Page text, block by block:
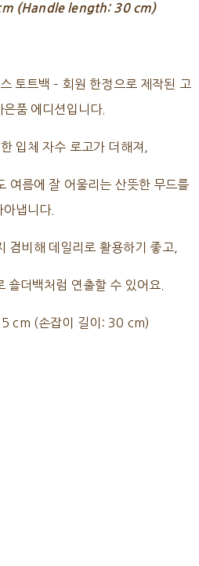
(Handle length: 30 cm)
토트백 – 회원 한정으로 제작된 고
은품 에디션입니다.
입체 자수 로고가 더해져,
여름에 잘 어울리는 산뜻한 무드를
아냅니다.
겸비해 데일리로 활용하기 좋고,
더백처럼 연출할 수 있어요.
cm (손잡이 길이: 30 cm)